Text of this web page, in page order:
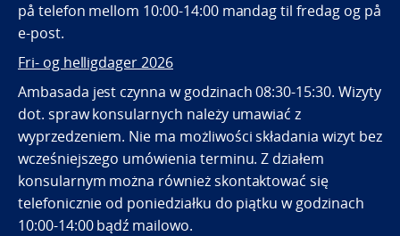
på telefon mellom 10:00-14:00 mandag til fredag og på
e-post.
Fri- og helligdager 2026
Ambasada jest czynna w godzinach 08:30-15:30. Wizyty
dot. spraw konsularnych należy umawiać z
wyprzedzeniem. Nie ma możliwości składania wizyt bez
wcześniejszego umówienia terminu. Z działem
konsularnym można również skontaktować się
telefonicznie od poniedziałku do piątku w godzinach
10:00-14:00 bądź mailowo.